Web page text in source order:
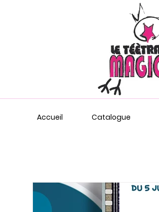
Accueil Catalogue